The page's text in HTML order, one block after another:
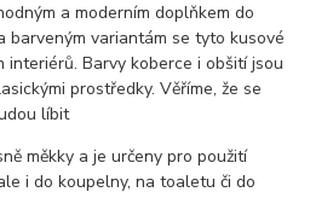
a moderním doplňkem do
barveným variantám se tyto kusové
interiérů. Barvy koberce i obšití jsou
prostředky. Věříme, že se
líbit
měkky a je určeny pro použití
i do koupelny, na toaletu či do